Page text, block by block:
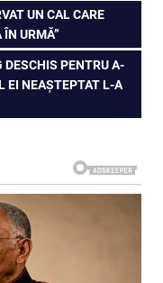
UN CAL CARE
URMĂ”
DESCHIS PENTRU A-
EI NEAȘTEPTAT L-A